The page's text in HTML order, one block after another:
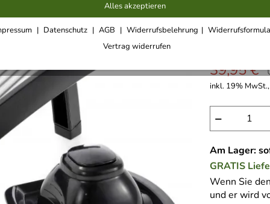
Alles akzeptieren
Datenschutz AGB Widerrufsbelehrung
Vertrag widerrufen
39,95 €
inkl. 19%
−
Am Lager:
GRATIS
Wenn Sie
und er wird